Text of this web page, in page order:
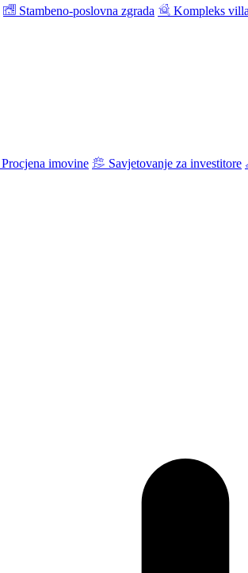
Stambeno-poslovna zgrada Kompleks villa
Procjena imovine Savjetovanje za investitore